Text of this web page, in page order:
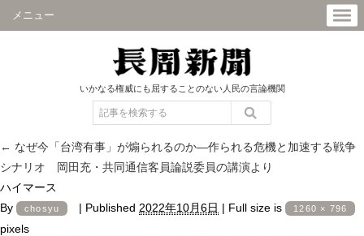
メニュー
いかなる権威にも屈することのない人民の言論機関
← なぜ今「台湾有事」が煽られるのか―作られる危機と加速する戦争
シナリオ 岡田充・共同通信客員論説委員の講演より
ハイマース
By
chosyu | Published 2022年10月6日 | Full size is 1260 × 796
pixels